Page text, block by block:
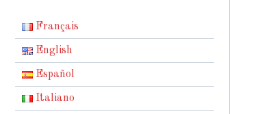
Français
English
Español
Italiano